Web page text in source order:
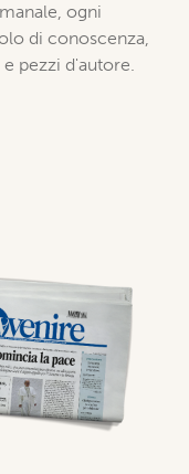
ogni
di conoscenza,
pezzi d'autore.